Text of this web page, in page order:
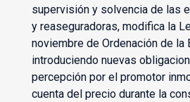
supervisión y solvencia de las
y reaseguradoras, modifica la
noviembre de Ordenación de la
introduciendo nuevas
percepción por el promotor
cuenta del precio durante la